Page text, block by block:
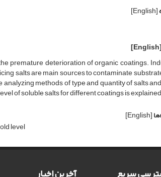
[English]
[English]
premature deterioration of organic coatings.
salts are main sources to contaminate
methods of type and quantity of salts
of soluble salts for different coatings is
[English]
level